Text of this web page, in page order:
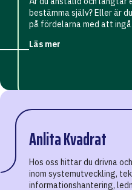
bestämma själv? Eller är
på fördelarna med att
Läs mer
Anlita Kvadrat
Hos oss hittar du drivna
inom systemutveckling,
informations­hantering,